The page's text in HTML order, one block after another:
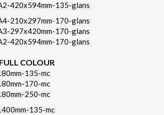
420x594mm-135-glans
210x297mm-170-glans
297x420mm-170-glans
420x594mm-170-glans
COLOUR
135-mc
170-mc
250-mc
135-mc